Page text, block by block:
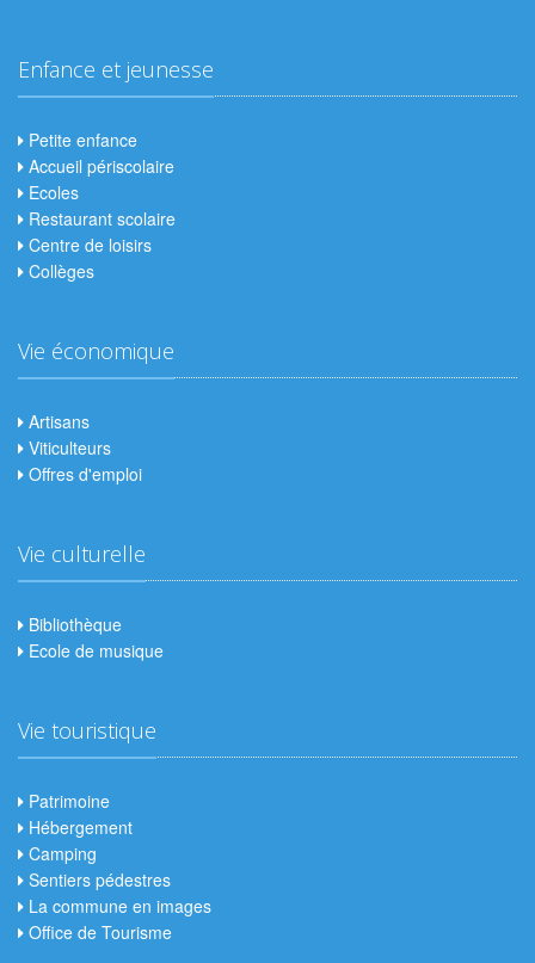
Enfance et jeunesse
Petite enfance
Accueil périscolaire
Ecoles
Restaurant scolaire
Centre de loisirs
Collèges
Vie économique
Artisans
Viticulteurs
Offres d'emploi
Vie culturelle
Bibliothèque
Ecole de musique
Vie touristique
Patrimoine
Hébergement
Camping
Sentiers pédestres
La commune en images
Office de Tourisme